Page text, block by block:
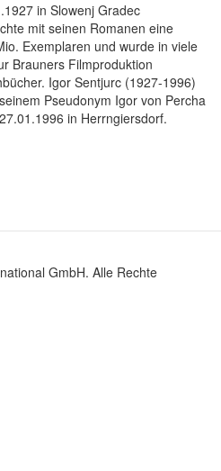
in Slowenj Gradec
mit seinen Romanen eine
Exemplaren und wurde in viele
Brauners Filmproduktion
Igor Sentjurc (1927-1996)
Pseudonym Igor von Percha
in Herrngiersdorf.
GmbH. Alle Rechte